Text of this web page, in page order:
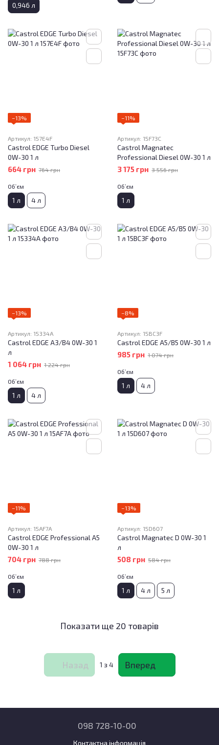
0,946 л
−13%
Артикул: 157E4F
Castrol EDGE Turbo Diesel
0W-30 1 л
664 грн 764 грн
Об’єм
1 л 4 л
−11%
Артикул: 15F73C
Castrol Magnatec
Professional Diesel 0W-30 1 л
3 175 грн 3 556 грн
Об’єм
1 л
−13%
Артикул: 15334A
Castrol EDGE A3/B4 0W-30 1
л
1 064 грн 1 224 грн
Об’єм
1 л 4 л
−8%
Артикул: 15BC3F
Castrol EDGE A5/B5 0W-30 1 л
985 грн 1 074 грн
Об’єм
1 л 4 л
−11%
Артикул: 15AF7A
Castrol EDGE Professional A5
0W-30 1 л
704 грн 788 грн
Об’єм
1 л
−13%
Артикул: 15D607
Castrol Magnatec D 0W-30 1
л
508 грн 584 грн
Об’єм
1 л 4 л 5 л
Показати ще 20 товарів
Назад 1 з 4 Вперед
098 728-10-00
Контактна інформація